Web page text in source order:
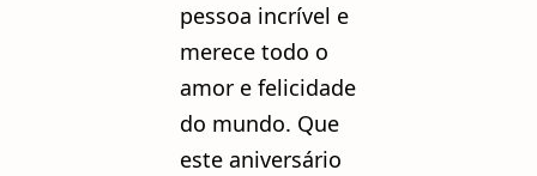
pessoa incrível e
merece todo o
amor e felicidade
do mundo. Que
este aniversário